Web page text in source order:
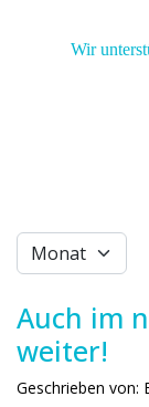
Wir
Filter
Monat
Auch im
weiter!
Geschrieben von: